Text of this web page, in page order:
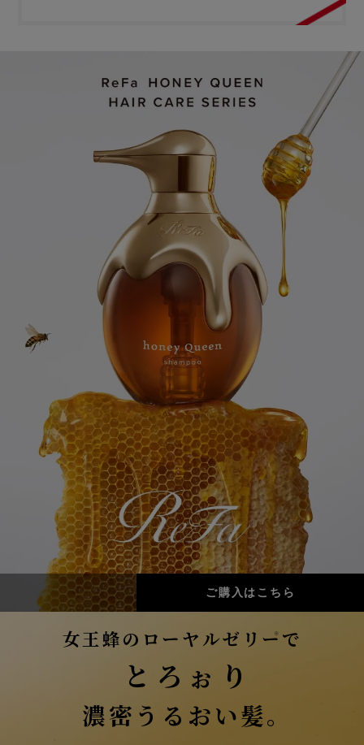
ご購入はこちら
女王蜂のローヤルゼリー
※ で
とろぉり
濃密うるおい髪。